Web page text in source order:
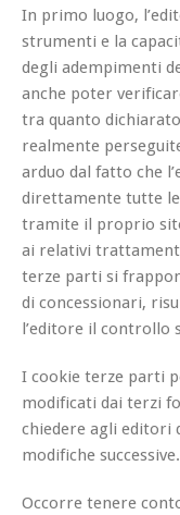
In primo luogo,
strumenti e la
degli adempimenti
anche poter
tra quanto
realmente
arduo dal fatto che
direttamente tutte
tramite il proprio
ai relativi
terze parti si
di concessionari,
l’editore il controllo
I cookie terze parti
modificati dai terzi
chiedere agli editori
modifiche successive.
Occorre tenere